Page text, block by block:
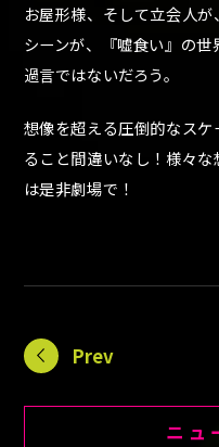
お屋形様、そして立会人
シーンが、『嘘食い』の
過言ではないだろう。
想像を超える圧倒的なス
ること間違いなし！様々
は是非劇場で！
Prev
ニュ